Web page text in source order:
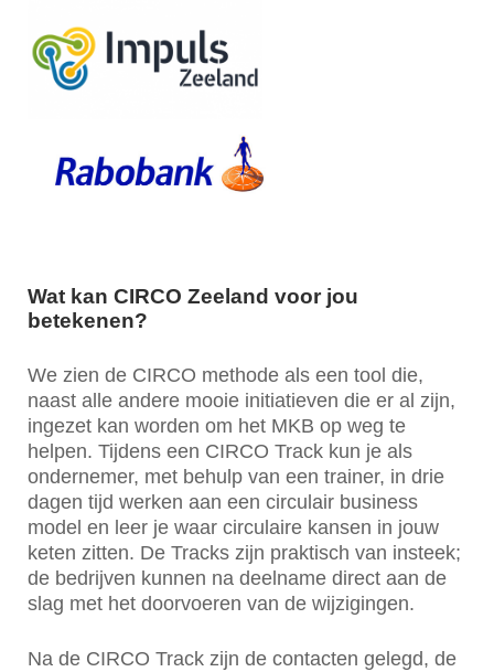
Wat kan CIRCO Zeeland voor jou
betekenen?
We zien de CIRCO methode als een tool die,
naast alle andere mooie initiatieven die er al zijn,
ingezet kan worden om het MKB op weg te
helpen. Tijdens een CIRCO Track kun je als
ondernemer, met behulp van een trainer, in drie
dagen tijd werken aan een circulair business
model en leer je waar circulaire kansen in jouw
keten zitten. De Tracks zijn praktisch van insteek;
de bedrijven kunnen na deelname direct aan de
slag met het doorvoeren van de wijzigingen.
Na de CIRCO Track zijn de contacten gelegd, de